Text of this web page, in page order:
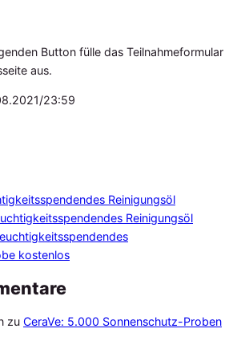
Button fülle das Teilnahmeformular
aus.
23:59
Reinigungsöl
Reinigungsöl
kostenlos
zu CeraVe: 5.000 Sonnenschutz-Proben